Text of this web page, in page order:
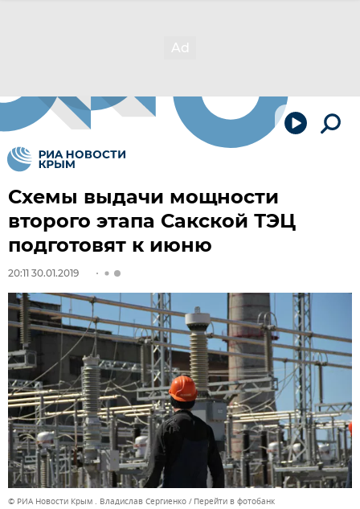
Схемы выдачи мощности
второго этапа Сакской ТЭЦ
подготовят к июню
20:11 30.01.2019
© РИА Новости Крым . Владислав Сергиенко Перейти в фотобанк